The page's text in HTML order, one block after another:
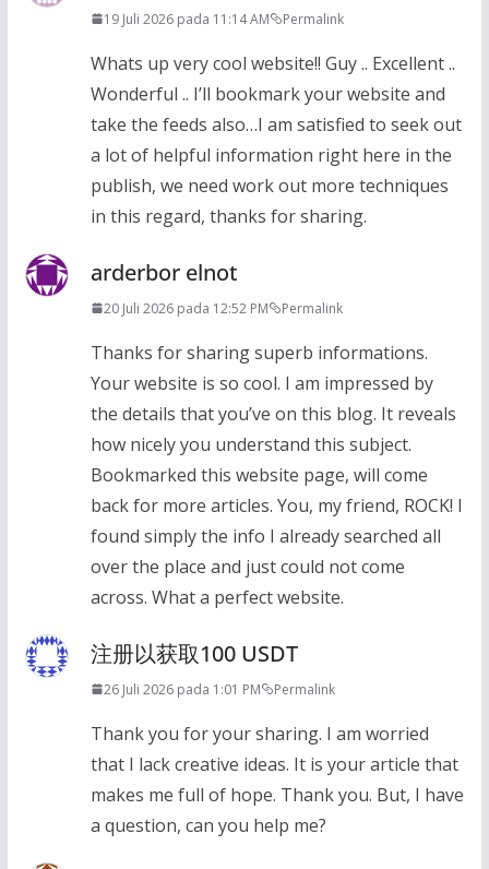
19 Juli 2026 pada 11:14 AM Permalink
Whats up very cool website!! Guy .. Excellent ..
Wonderful .. I’ll bookmark your website and
take the feeds also…I am satisfied to seek out
a lot of helpful information right here in the
publish, we need work out more techniques
in this regard, thanks for sharing.
arderbor elnot
20 Juli 2026 pada 12:52 PM Permalink
Thanks for sharing superb informations.
Your website is so cool. I am impressed by
the details that you’ve on this blog. It reveals
how nicely you understand this subject.
Bookmarked this website page, will come
back for more articles. You, my friend, ROCK! I
found simply the info I already searched all
over the place and just could not come
across. What a perfect website.
注册以获取100 USDT
26 Juli 2026 pada 1:01 PM Permalink
Thank you for your sharing. I am worried
that I lack creative ideas. It is your article that
makes me full of hope. Thank you. But, I have
a question, can you help me?